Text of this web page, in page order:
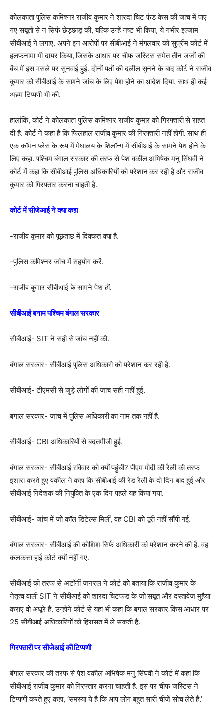
कोलकाता पुलिस कमिश्नर राजीव कुमार ने शारदा चिट फंड केस की जांच में पाए
गए सबूतों से न सिर्फ छेड़छाड़ की, बल्कि उन्हें नष्ट भी किया, ये गंभीर इल्जाम
सीबीआई ने लगाए. अपने इन आरोपों पर सीबीआई ने मंगलवार को सुप्रीम कोर्ट में
हलफनामा भी दायर किया, जिसके आधार पर चीफ जस्टिस समेत तीन जजों की
बेंच में इस मसले पर सुनवाई हुई. दोनों पक्षों की दलील सुनने के बाद कोर्ट ने राजीव
कुमार को सीबीआई के सामने जांच के लिए पेश होने का आदेश दिया. साथ ही कई
अहम टिप्पणी भी की.
हालांकि, कोर्ट ने कोलकाता पुलिस कमिश्नर राजीव कुमार को गिरफ्तारी से राहत
दी है. कोर्ट ने कहा है कि फिलहाल राजीव कुमार की गिरफ्तारी नहीं होगी. साथ ही
एक कॉमन प्लेस के रूप में मेघालय के शिलॉन्ग में सीबीआई के सामने पेश होने के
लिए कहा. पश्चिम बंगाल सरकार की तरफ से पेश वकील अभिषेक मनु सिंघवी ने
कोर्ट में कहा कि सीबीआई पुलिस अधिकारियों को परेशान कर रही है और राजीव
कुमार को गिरफ्तार करना चाहती है.
कोर्ट में सीजेआई ने क्या कहा
-राजीव कुमार को पूछताछ में दिक्कत क्या है.
-पुलिस कमिश्नर जांच में सहयोग करें.
-राजीव कुमार सीबीआई के सामने पेश हों.
सीबीआई बनाम पश्चिम बंगाल सरकार
सीबीआई- SIT ने सही से जांच नहीं की.
बंगाल सरकार- सीबीआई पुलिस अधिकारी को परेशान कर रही है.
सीबीआई- टीएमसी से जुड़े लोगों की जांच सही नहीं हुई.
बंगाल सरकार- जांच में पुलिस अधिकारी का नाम तक नहीं है.
सीबीआई- CBI अधिकारियों से बदतमीजी हुई.
बंगाल सरकार- सीबीआई रविवार को क्यों पहुंची? पीएम मोदी की रैली की तरफ
इशारा करते हुए वकील ने कहा कि सीबीआई की रेड रैली के दो दिन बाद हुई और
सीबीआई निदेशक की नियुक्ति के एक दिन पहले यह किया गया.
सीबीआई- जांच में जो कॉल डिटेल्स मिलीं, वह CBI को पूरी नहीं सौंपी गई.
बंगाल सरकार- सीबीआई की कोशिश सिर्फ अधिकारी को परेशान करने की है. वह
कलकत्ता हाई कोर्ट क्यों नहीं गए.
सीबीआई की तरफ से अटॉर्नी जनरल ने कोर्ट को बताया कि राजीव कुमार के
नेतृत्व वाली SIT ने सीबीआई को शारदा चिटफंड के जो सबूत और दस्तावेज मुहैया
कराए वो अधूरे हैं. उन्होंने कोर्ट से यहा भी कहा कि बंगाल सरकार किस आधार पर
25 सीबीआई अधिकारियों को हिरासत में ले सकती है.
गिरफ्तारी पर सीजेआई की टिप्पणी
बंगाल सरकार की तरफ से पेश वकील अभिषेक मनु सिंघवी ने कोर्ट में कहा कि
सीबीआई राजीव कुमार को गिरफ्तार करना चाहती है. इस पर चीफ जस्टिस ने
टिप्पणी करते हुए कहा, ‘समस्या ये है कि आप लोग बहुत सारी चीजें सोच लेते हैं.’